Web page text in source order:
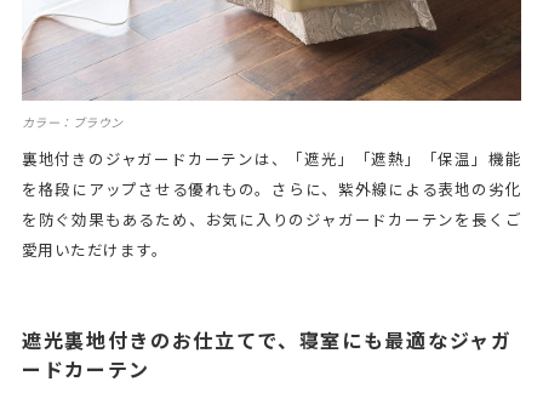
カラー：ブラウン
裏地付きのジャガードカーテンは、「遮光」「遮熱」「保温」機能
を格段にアップさせる優れもの。さらに、紫外線による表地の劣化
を防ぐ効果もあるため、お気に入りのジャガードカーテンを長くご
愛用いただけます。
遮光裏地付きのお仕立てで、寝室にも最適なジャガ
ードカーテン